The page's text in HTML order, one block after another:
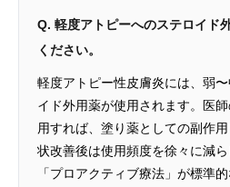
Q. 軽度アトピーへのステロイド
ください。
軽度アトピー性皮膚炎には、弱
イド外用薬が使用されます。医
用すれば、塗り薬としての副作
状改善後は使用頻度を徐々に減
「プロアクティブ療法」が標準